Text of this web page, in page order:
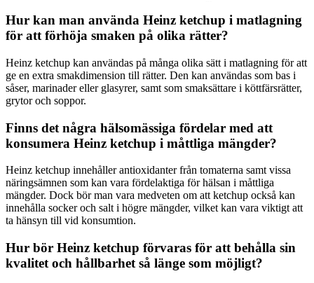
Hur kan man använda Heinz ketchup i matlagning
för att förhöja smaken på olika rätter?
Heinz ketchup kan användas på många olika sätt i matlagning för att
ge en extra smakdimension till rätter. Den kan användas som bas i
såser, marinader eller glasyrer, samt som smaksättare i köttfärsrätter,
grytor och soppor.
Finns det några hälsomässiga fördelar med att
konsumera Heinz ketchup i måttliga mängder?
Heinz ketchup innehåller antioxidanter från tomaterna samt vissa
näringsämnen som kan vara fördelaktiga för hälsan i måttliga
mängder. Dock bör man vara medveten om att ketchup också kan
innehålla socker och salt i högre mängder, vilket kan vara viktigt att
ta hänsyn till vid konsumtion.
Hur bör Heinz ketchup förvaras för att behålla sin
kvalitet och hållbarhet så länge som möjligt?